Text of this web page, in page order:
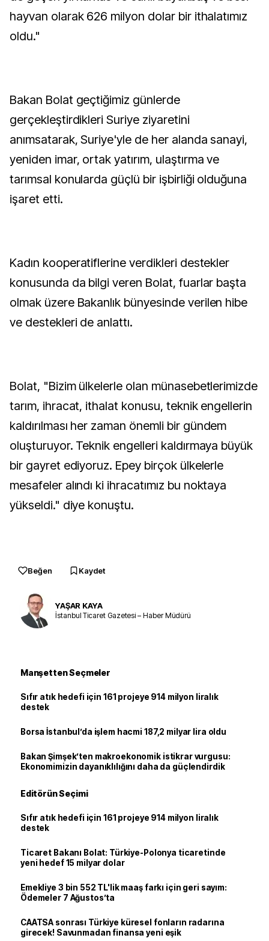
hayvan olarak 626 milyon dolar bir ithalatımız
oldu."
Bakan Bolat geçtiğimiz günlerde
gerçekleştirdikleri Suriye ziyaretini
anımsatarak, Suriye'yle de her alanda sanayi,
yeniden imar, ortak yatırım, ulaştırma ve
tarımsal konularda güçlü bir işbirliği olduğuna
işaret etti.
Kadın kooperatiflerine verdikleri destekler
konusunda da bilgi veren Bolat, fuarlar başta
olmak üzere Bakanlık bünyesinde verilen hibe
ve destekleri de anlattı.
Bolat, "Bizim ülkelerle olan münasebetlerimizde
tarım, ihracat, ithalat konusu, teknik engellerin
kaldırılması her zaman önemli bir gündem
oluşturuyor. Teknik engelleri kaldırmaya büyük
bir gayret ediyoruz. Epey birçok ülkelerle
mesafeler alındı ki ihracatımız bu noktaya
yükseldi." diye konuştu.
Beğen Kaydet
YAŞAR KAYA
İstanbul Ticaret Gazetesi – Haber Müdürü
Manşetten Seçmeler
Sıfır atık hedefi için 161 projeye 914 milyon liralık
destek
Borsa İstanbul’da işlem hacmi 187,2 milyar lira oldu
Bakan Şimşek’ten makroekonomik istikrar vurgusu:
Ekonomimizin dayanıklılığını daha da güçlendirdik
Editörün Seçimi
Sıfır atık hedefi için 161 projeye 914 milyon liralık
destek
Ticaret Bakanı Bolat: Türkiye-Polonya ticaretinde
yeni hedef 15 milyar dolar
Emekliye 3 bin 552 TL'lik maaş farkı için geri sayım:
Ödemeler 7 Ağustos’ta
CAATSA sonrası Türkiye küresel fonların radarına
girecek! Savunmadan finansa yeni eşik